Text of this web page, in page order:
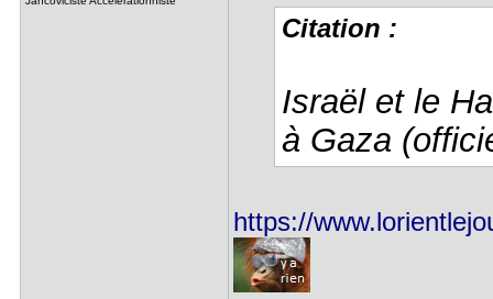
Citation :
Israël et le
à Gaza
https://